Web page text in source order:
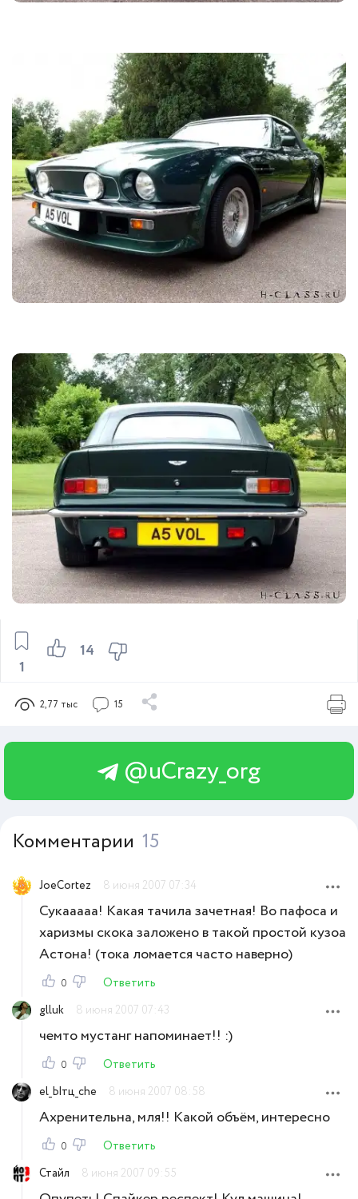
14
1
2,77 тыс 15
@uCrazy_org
Комментарии 15
JoeCortez 8 июня 2007 07:34
Сукааааа! Какая тачила зачетная! Во пафоса и
харизмы скока заложено в такой простой кузоа
Астона! (тока ломается часто наверно)
0
Ответить
glluk
8 июня 2007 07:43
чемто мустанг напоминает!! :)
0
Ответить
el_Ытц_che
8 июня 2007 08:58
Ахренительна, мля!! Какой объём, интересно
0
Ответить
Стайл
8 июня 2007 09:55